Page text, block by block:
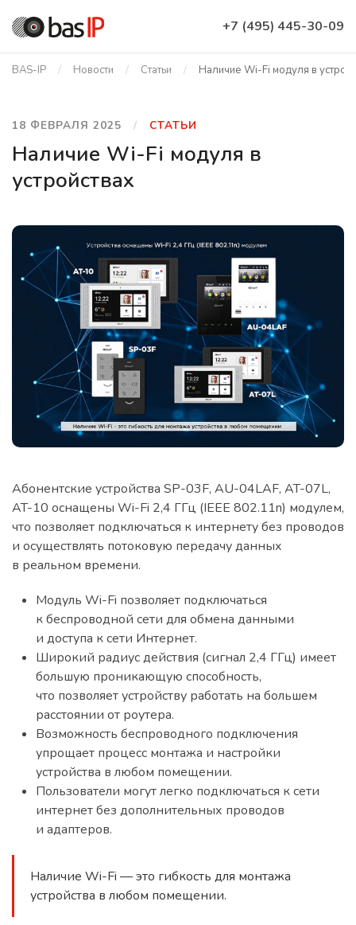
+7 (495) 445-30-09
BAS-IP Новости Статьи Наличие Wi-Fi модуля в
18 ФЕВРАЛЯ 2025 СТАТЬИ
Наличие Wi-Fi модуля в
устройствах
Абонентские устройства SP-03F, AU-04LAF, AT-07L,
AT-10 оснащены Wi-Fi 2,4 ГГц (IEEE 802.11n) модулем,
что позволяет подключаться к интернету без проводов
и осуществлять потоковую передачу данных
в реальном времени.
Модуль Wi-Fi позволяет подключаться
к беспроводной сети для обмена данными
и доступа к сети Интернет.
Широкий радиус действия (сигнал 2,4 ГГц) имеет
большую проникающую способность,
что позволяет устройству работать на большем
расстоянии от роутера.
Возможность беспроводного подключения
упрощает процесс монтажа и настройки
устройства в любом помещении.
Пользователи могут легко подключаться к сети
интернет без дополнительных проводов
и адаптеров.
Наличие Wi-Fi — это гибкость для монтажа
устройства в любом помещении.